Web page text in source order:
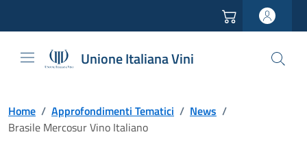
Unione Italiana Vini
Home / Approfondimenti Tematici / News /
Brasile Mercosur Vino Italiano